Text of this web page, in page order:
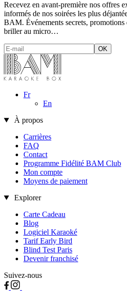
Recevez en avant-première nos offres
informés de nos soirées les plus
BAM. Événements secrets, promotions
briller au micro…
Fr
En
À propos
Carrières
FAQ
Contact
Programme Fidélité BAM Club
Mon compte
Moyens de paiement
Explorer
Carte Cadeau
Blog
Logiciel Karaoké
Tarif Early Bird
Blind Test Paris
Devenir franchisé
Suivez-nous